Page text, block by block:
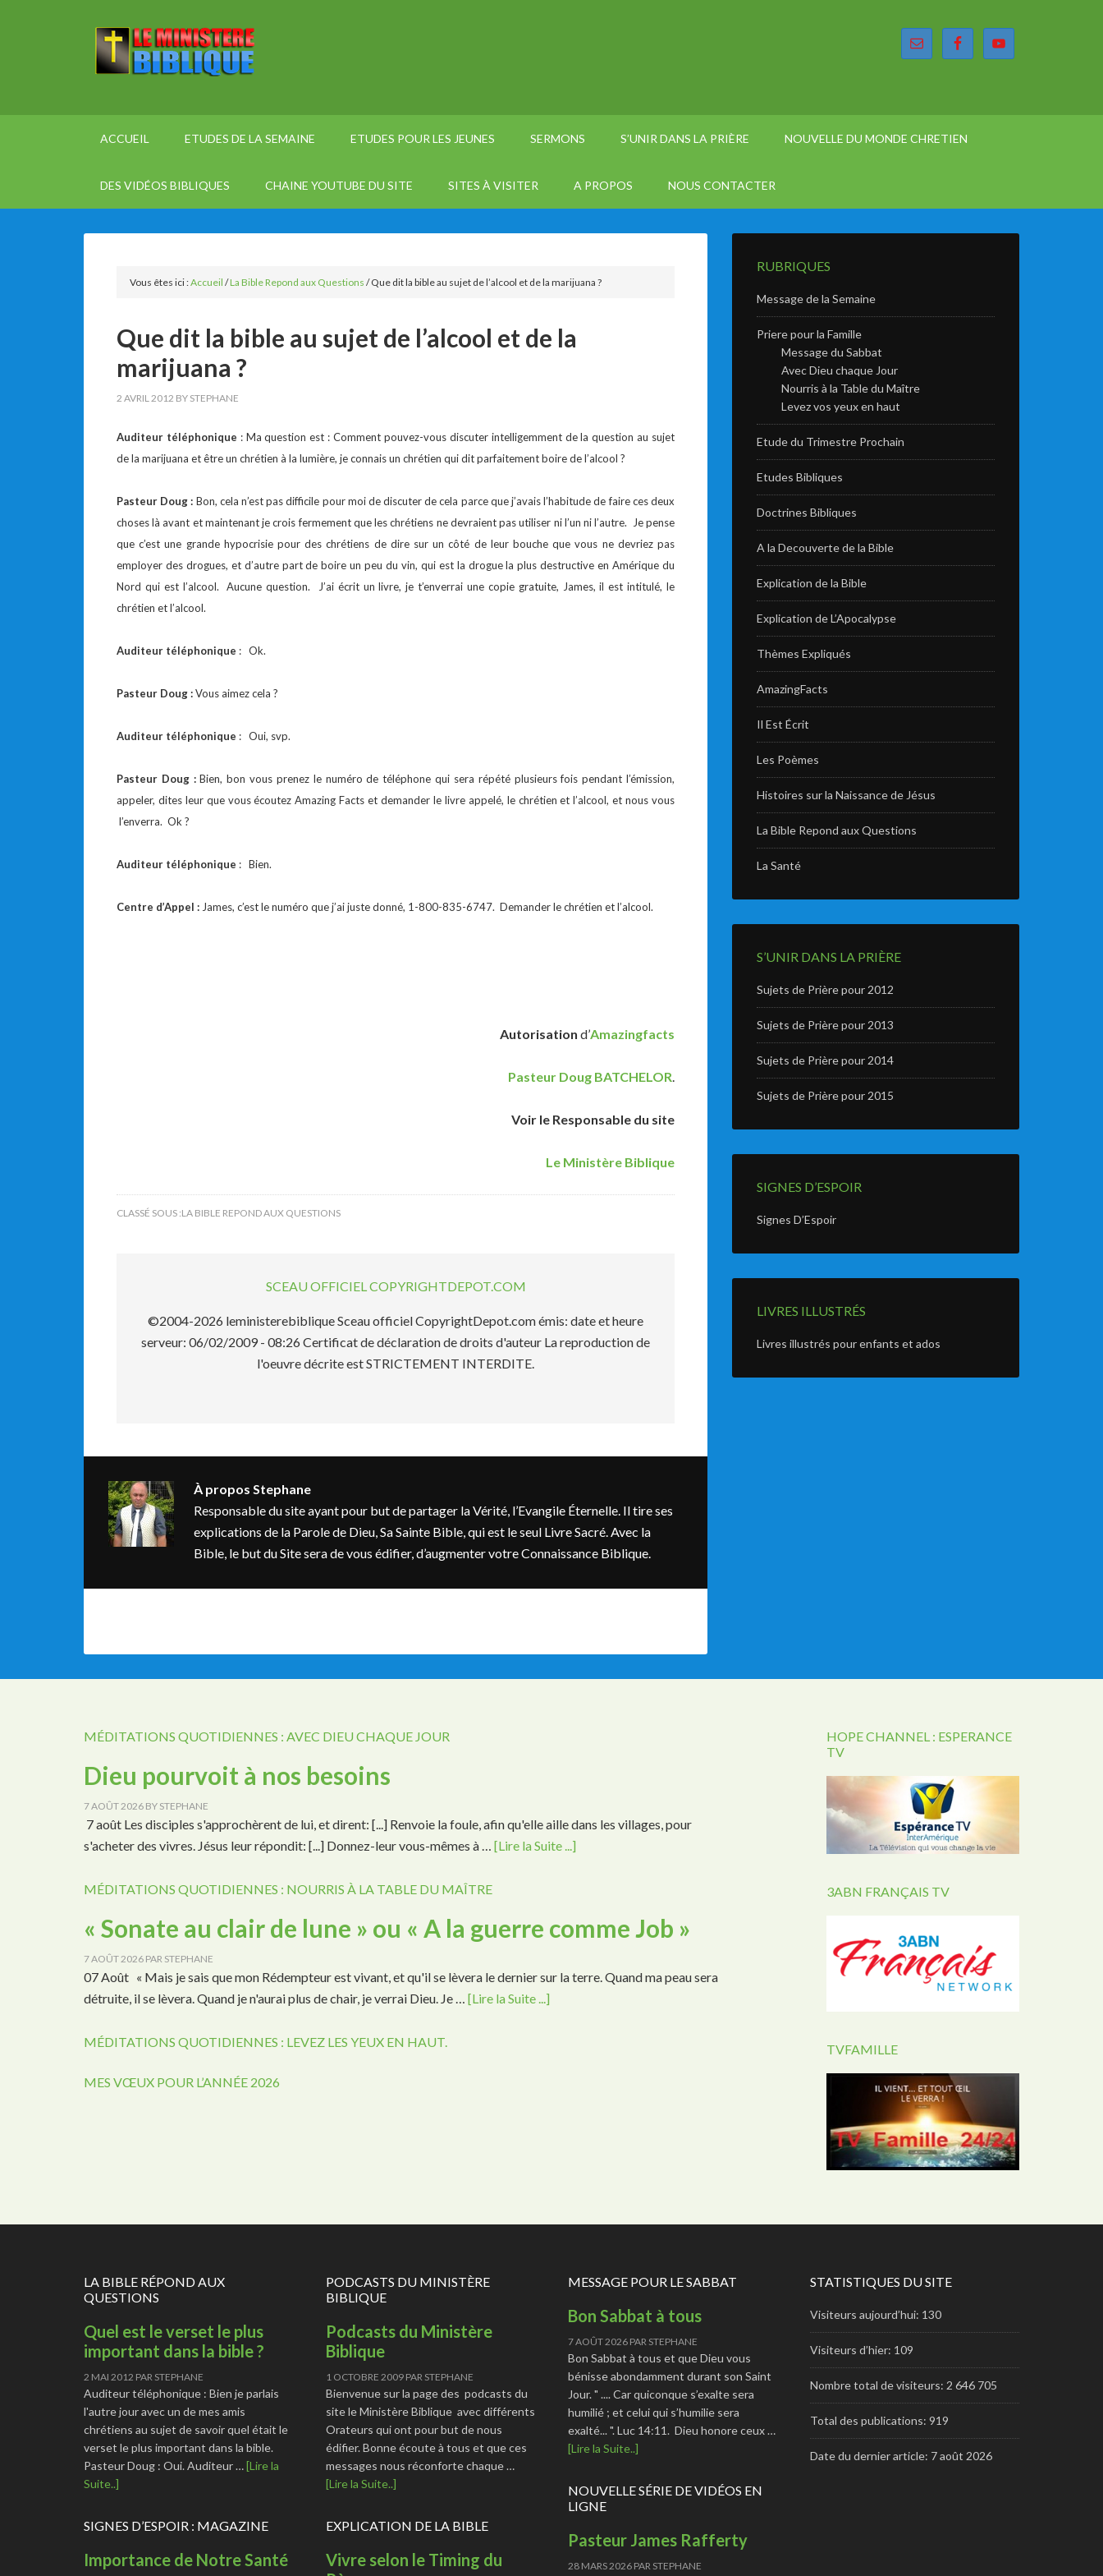
ACCUEIL ETUDES DE LA SEMAINE ETUDES POUR LES JEUNES SERMONS S’UNIR DANS LA PRIÈRE NOUVELLE DU MONDE CHRETIEN
DES VIDÉOS BIBLIQUES CHAINE YOUTUBE DU SITE SITES À VISITER A PROPOS NOUS CONTACTER
Vous êtes ici :Accueil /La Bible Repond aux Questions /Que dit la bible au sujet de l’alcool et de la marijuana ?
Que dit la bible au sujet de l’alcool et de la
marijuana ?
2 AVRIL 2012 BY STEPHANE
Auditeur téléphonique : Ma question est : Comment pouvez-vous discuter intelligemment de la question au sujet
de la marijuana et être un chrétien à la lumière, je connais un chrétien qui dit parfaitement boire de l’alcool ?
Pasteur Doug : Bon, cela n’est pas difficile pour moi de discuter de cela parce que j’avais l’habitude de faire ces deux
choses là avant et maintenant je crois fermement que les chrétiens ne devraient pas utiliser ni l’un ni l’autre. Je pense
que c’est une grande hypocrisie pour des chrétiens de dire sur un côté de leur bouche que vous ne devriez pas
employer des drogues, et d’autre part de boire un peu du vin, qui est la drogue la plus destructive en Amérique du
Nord qui est l’alcool. Aucune question. J’ai écrit un livre, je t’enverrai une copie gratuite, James, il est intitulé, le
chrétien et l’alcool.
Auditeur téléphonique : Ok.
Pasteur Doug :Vous aimez cela ?
Auditeur téléphonique : Oui, svp.
Pasteur Doug :Bien, bon vous prenez le numéro de téléphone qui sera répété plusieurs fois pendant l’émission,
appeler, dites leur que vous écoutez Amazing Facts et demander le livre appelé, le chrétien et l’alcool, et nous vous
l’enverra. Ok ?
Auditeur téléphonique : Bien.
Centre d’Appel : James, c’est le numéro que j’ai juste donné, 1-800-835-6747. Demander le chrétien et l’alcool.
Autorisation d’Amazingfacts
Pasteur Doug BATCHELOR.
Voir le Responsable du site
Le Ministère Biblique
CLASSÉ SOUS :LA BIBLE REPOND AUX QUESTIONS
SCEAU OFFICIEL COPYRIGHTDEPOT.COM
©2004-2026 leministerebiblique Sceau officiel CopyrightDepot.com émis: date et heure
serveur: 06/02/2009 - 08:26 Certificat de déclaration de droits d'auteur La reproduction de
l'oeuvre décrite est STRICTEMENT INTERDITE.
À propos Stephane
Responsable du site ayant pour but de partager la Vérité, l’Evangile Éternelle. Il tire ses
explications de la Parole de Dieu, Sa Sainte Bible, qui est le seul Livre Sacré. Avec la
Bible, le but du Site sera de vous édifier, d’augmenter votre Connaissance Biblique.
RUBRIQUES
Message de la Semaine
Priere pour la Famille
Message du Sabbat
Avec Dieu chaque Jour
Nourris à la Table du Maître
Levez vos yeux en haut
Etude du Trimestre Prochain
Etudes Bibliques
Doctrines Bibliques
A la Decouverte de la Bible
Explication de la Bible
Explication de L’Apocalypse
Thèmes Expliqués
AmazingFacts
Il Est Écrit
Les Poèmes
Histoires sur la Naissance de Jésus
La Bible Repond aux Questions
La Santé
S’UNIR DANS LA PRIÈRE
Sujets de Prière pour 2012
Sujets de Prière pour 2013
Sujets de Prière pour 2014
Sujets de Prière pour 2015
SIGNES D’ESPOIR
Signes D’Espoir
LIVRES ILLUSTRÉS
Livres illustrés pour enfants et ados
MÉDITATIONS QUOTIDIENNES : AVEC DIEU CHAQUE JOUR
Dieu pourvoit à nos besoins
7 AOÛT 2026 BY STEPHANE
7 août Les disciples s'approchèrent de lui, et dirent: [...] Renvoie la foule, afin qu'elle aille dans les villages, pour
s'acheter des vivres. Jésus leur répondit: [...] Donnez-leur vous-mêmes à … [Lire la Suite ...]
MÉDITATIONS QUOTIDIENNES : NOURRIS À LA TABLE DU MAÎTRE
« Sonate au clair de lune » ou « A la guerre comme Job »
7 AOÛT 2026 PAR STEPHANE
07 Août « Mais je sais que mon Rédempteur est vivant, et qu'il se lèvera le dernier sur la terre. Quand ma peau sera
détruite, il se lèvera. Quand je n'aurai plus de chair, je verrai Dieu. Je … [Lire la Suite ...]
MÉDITATIONS QUOTIDIENNES : LEVEZ LES YEUX EN HAUT.
MES VŒUX POUR L’ANNÉE 2026
HOPE CHANNEL : ESPERANCE
TV
3ABN FRANÇAIS TV
TVFAMILLE
LA BIBLE RÉPOND AUX
QUESTIONS
Quel est le verset le plus
important dans la bible ?
2 MAI 2012 PAR STEPHANE
Auditeur téléphonique : Bien je parlais
l'autre jour avec un de mes amis
chrétiens au sujet de savoir quel était le
verset le plus important dans la bible.
Pasteur Doug : Oui. Auditeur …[Lire la
Suite..]
SIGNES D’ESPOIR : MAGAZINE
Importance de Notre Santé
PODCASTS DU MINISTÈRE
BIBLIQUE
Podcasts du Ministère
Biblique
1 OCTOBRE 2009 PAR STEPHANE
Bienvenue sur la page des podcasts du
site le Ministère Biblique avec différents
Orateurs qui ont pour but de nous
édifier. Bonne écoute à tous et que ces
messages nous réconforte chaque …
[Lire la Suite..]
EXPLICATION DE LA BIBLE
Vivre selon le Timing du
MESSAGE POUR LE SABBAT
Bon Sabbat à tous
7 AOÛT 2026 PAR STEPHANE
Bon Sabbat à tous et que Dieu vous
bénisse abondamment durant son Saint
Jour. " .... Car quiconque s’exalte sera
humilié ; et celui qui s’humilie sera
exalté... ". Luc 14:11. Dieu honore ceux …
[Lire la Suite..]
NOUVELLE SÉRIE DE VIDÉOS EN
LIGNE
Pasteur James Rafferty
28 MARS 2026 PAR STEPHANE
STATISTIQUES DU SITE
Visiteurs aujourd’hui: 130
Visiteurs d’hier: 109
Nombre total de visiteurs: 2 646 705
Total des publications: 919
Date du dernier article: 7 août 2026